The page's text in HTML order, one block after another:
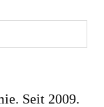
Seit 2009.